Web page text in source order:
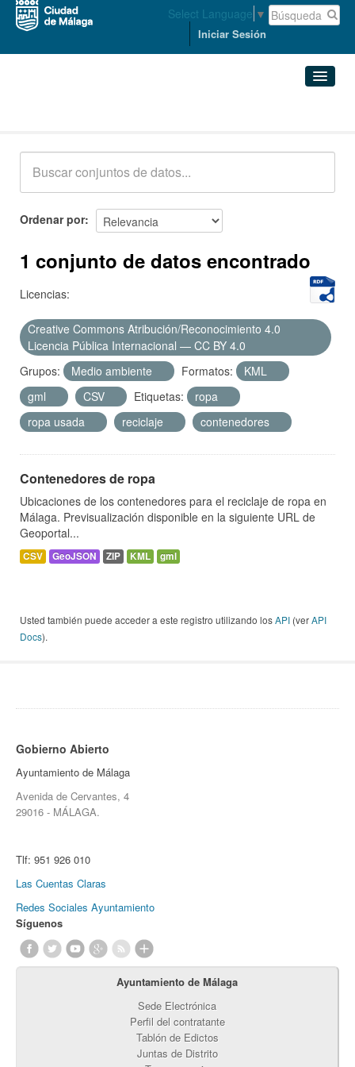
Select Language ▼
Iniciar Sesión
Acerca de
Ordenar por
1 conjunto de datos encontrado
Licencias:
Creative Commons Atribución/Reconocimiento 4.0
Licencia Pública Internacional — CC BY 4.0
Grupos:
Medio ambiente Formatos:
KML
gml
CSV Etiquetas:
ropa
ropa usada
reciclaje contenedores
Contenedores de ropa
Ubicaciones de los contenedores para el reciclaje de ropa en
Málaga. Previsualización disponible en la siguiente URL de
Geoportal...
CSV GeoJSON ZIP KML gml
Usted también puede acceder a este registro utilizando losAPI (verAPI
Docs).
Gobierno Abierto
Ayuntamiento de Málaga
Avenida de Cervantes, 4
29016 - MÁLAGA.
Tlf: 951 926 010
Las Cuentas Claras
Redes Sociales Ayuntamiento
Síguenos
Ayuntamiento de Málaga
Sede Electrónica
Perfil del contratante
Tablón de Edictos
Juntas de Distrito